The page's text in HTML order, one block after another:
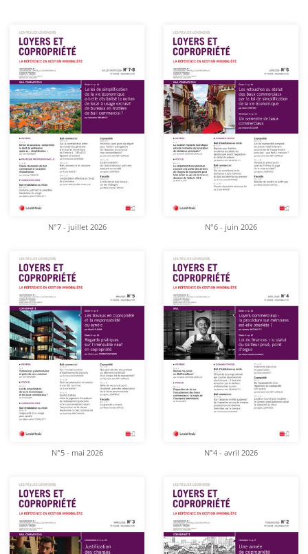
N°7 - juillet 2026 N°6 - juin 2026
N°5 - mai 2026 N°4 - avril 2026